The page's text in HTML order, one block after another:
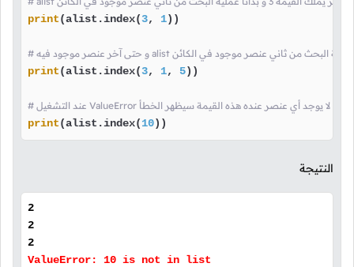
print(alist.index(3, 1))
print(alist.index(3, 1, 5))
print(alist.index(10))
النتيجة
2
2
2
ValueError: 10 is not in list